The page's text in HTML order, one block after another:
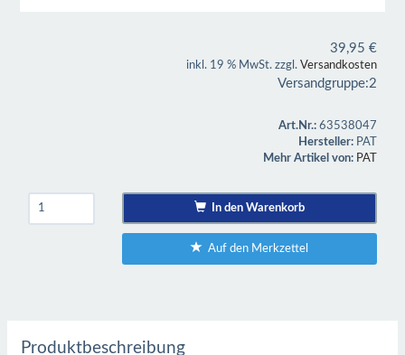
39,95 €
inkl. 19 % MwSt. zzgl. Versandkosten
Versandgruppe:2
Art.Nr.: 63538047
Hersteller: PAT
Mehr Artikel von: PAT
In den Warenkorb
Auf den Merkzettel
Produktbeschreibung